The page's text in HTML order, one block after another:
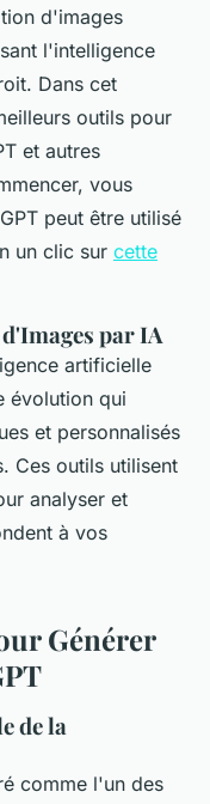
d'images
l'intelligence
Dans cet
outils pour
et autres
vous
peut être utilisé
un clic sur cette
par IA
artificielle
évolution qui
et personnalisés
Ces outils utilisent
analyser et
à vos
Générer
de la
comme l'un des